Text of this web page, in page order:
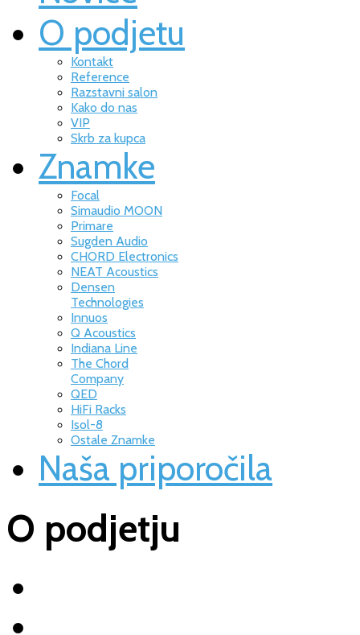
O podjetu
Kontakt
Reference
Razstavni salon
Kako do nas
VIP
Skrb za kupca
Znamke
Focal
Simaudio MOON
Primare
Sugden Audio
CHORD Electronics
NEAT Acoustics
Densen
Technologies
Innuos
Q Acoustics
Indiana Line
The Chord
Company
QED
HiFi Racks
Isol-8
Ostale Znamke
Naša priporočila
O podjetju